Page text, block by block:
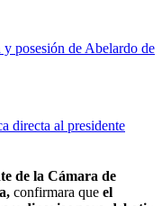
posesión de Abelardo de
directa al presidente
de la Cámara de
confirmara que el